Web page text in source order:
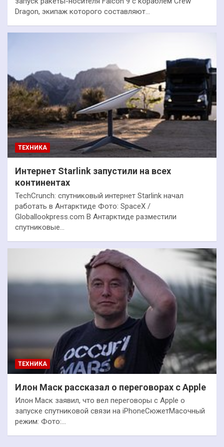
Dragon, экипаж которого составляют…
ТЕХНИКА
Интернет Starlink запустили на всех
континентах
TechCrunch: спутниковый интернет Starlink начал
работать в Антарктиде Фото: SpaceX /
Globallookpress.com В Антарктиде разместили
спутниковые…
ТЕХНИКА
Илон Маск рассказал о переговорах с Apple
Илон Маск заявил, что вел переговоры с Apple о
запуске спутниковой связи на iPhoneСюжетМасочный
режим: Фото:…